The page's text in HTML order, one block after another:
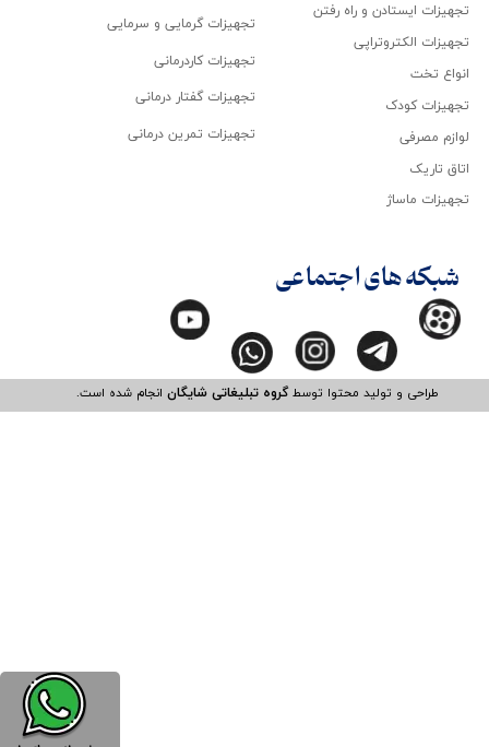
طراحی و تولید محتوا توسطگروه تبلیغاتی شایگانانجام شده است.​​​​​​​
تجهیزات ایستادن و راه رفتن
تجهیزات الکتروتراپی
انواع تخت
تجهیزات کودک
لوازم مصرفی
اتاق تاریک
تجهیزات ماساژ
تجهیزات گرمایی و سرمایی
تجهیزات کاردرمانی
تجهیزات گفتار درمانی
تجهیزات تمرین درمانی
شبکه های اجتماعی